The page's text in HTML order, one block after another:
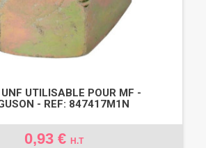
UTILISABLE POUR MF -
- REF: 847417M1N
0,93 € H.T